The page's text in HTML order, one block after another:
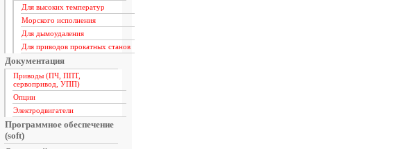
Для высоких температур
Морского исполнения
Для дымоудаления
Для приводов прокатных станов
Документация
Приводы (ПЧ, ППТ,
сервопривод, УПП)
Опции
Электродвигатели
Программное обеспечение
(soft)